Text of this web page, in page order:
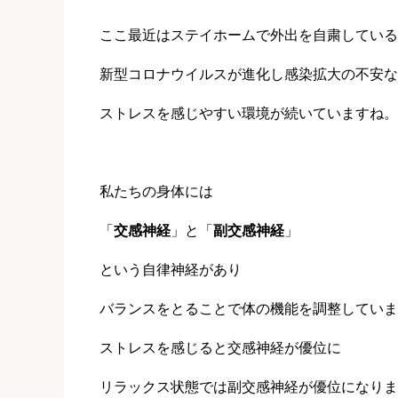
ここ最近はステイホームで外出を自粛してい
新型コロナウイルスが進化し感染拡大の不安
ストレスを感じやすい環境が続いていますね。
私たちの身体には
「 交感神経 」と「 副交感神経 」
という自律神経があり
バランスをとることで体の機能を調整していま
ストレスを感じると交感神経が優位に
リラックス状態では副交感神経が優位になりま